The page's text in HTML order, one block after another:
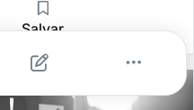
Salvar